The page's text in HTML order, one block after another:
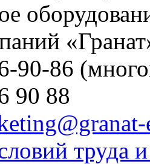
90-86
90 88
труда